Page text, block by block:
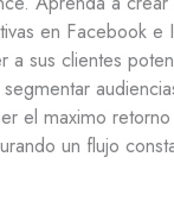
en Facebook e
a sus clientes
el maximo
un flujo